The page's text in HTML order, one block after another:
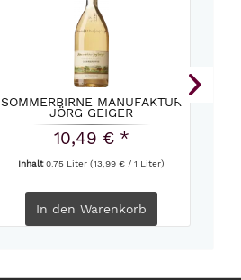
SOMMERBIRNE MANUFAKTUR
JÖRG GEIGER
10,49 € *
Inhalt0.75 Liter(13,99 € / 1 Liter)
In den Warenkorb